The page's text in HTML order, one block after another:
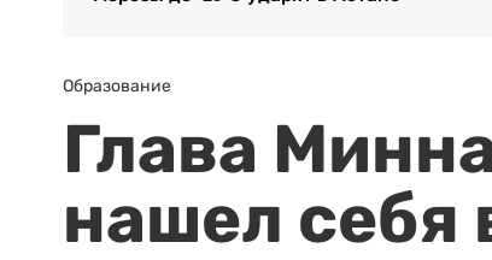
Образование
Глава
нашел себя